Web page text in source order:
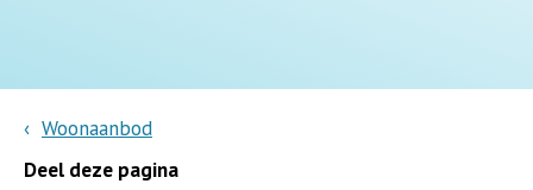
Woonaanbod
Deel deze pagina